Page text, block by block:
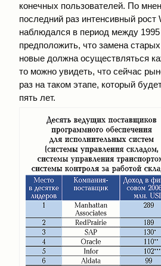
конечных пользователей. По
последний раз интенсивный рост
наблюдался в период между 1995
предположить, что замена
новые должна осуществляться
то можно увидеть, что сейчас
раз на таком этапе, который
пять лет.